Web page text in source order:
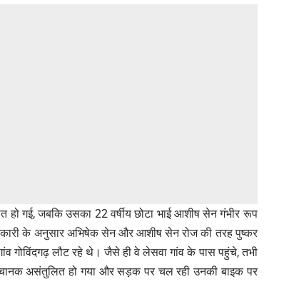
हो गई, जबकि उसका 22 वर्षीय छोटा भाई आशीष सेन गंभीर रूप
के अनुसार अभिषेक सेन और आशीष सेन रोज की तरह पुष्कर
गोविंदगढ़ लौट रहे थे। जैसे ही वे लेसवा गांव के पास पहुंचे, तभी
असंतुलित हो गया और सड़क पर चल रही उनकी बाइक पर